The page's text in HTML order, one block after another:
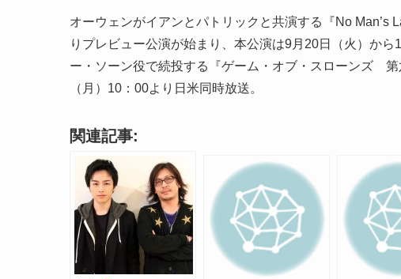
オーウェンがイアンとパトリックと共演する『No Man’s
りプレビュー公演が始まり、本公演は9月20日（火）か
ー・ソーン役で続投する『ゲーム・オブ・スローンズ
（月）10：00より日米同時放送。
関連記事: